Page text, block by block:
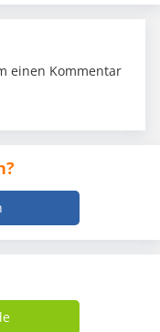
einen Kommentar